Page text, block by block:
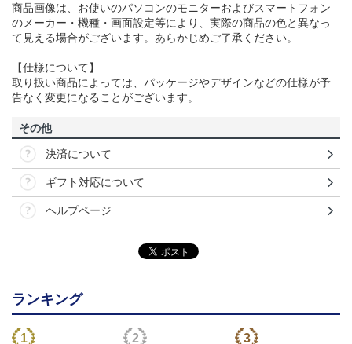
商品画像は、お使いのパソコンのモニターおよびスマートフォン
のメーカー・機種・画面設定等により、実際の商品の色と異なっ
て見える場合がございます。あらかじめご了承ください。
【仕様について】
取り扱い商品によっては、パッケージやデザインなどの仕様が予
告なく変更になることがございます。
その他
決済について
ギフト対応について
ヘルプページ
ランキング